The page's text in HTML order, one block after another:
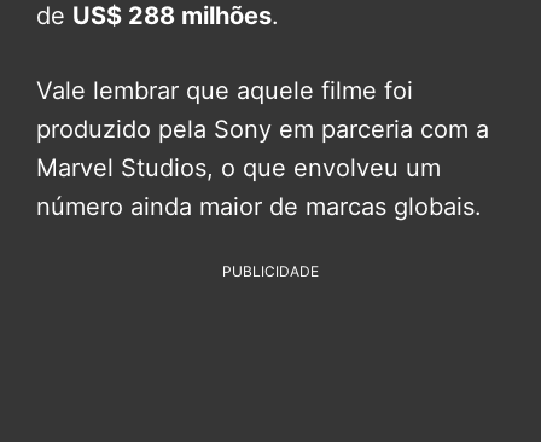
de US$ 288 milhões.
Vale lembrar que aquele filme foi
produzido pela Sony em parceria com a
Marvel Studios, o que envolveu um
número ainda maior de marcas globais.
PUBLICIDADE